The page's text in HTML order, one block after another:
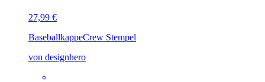
27,99 €
BaseballkappeCrew Stempel
von designhero